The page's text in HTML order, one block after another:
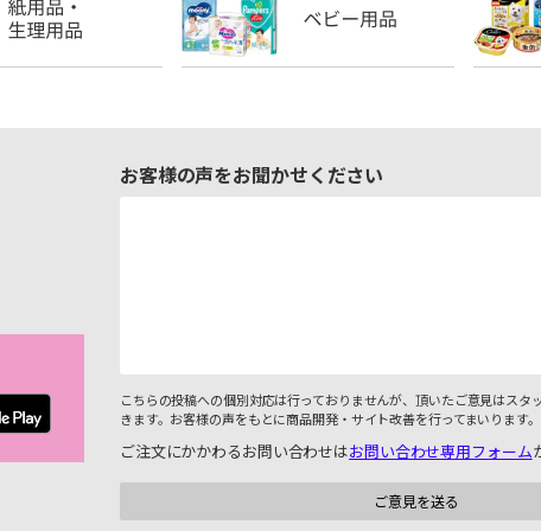
お客様の声をお聞かせください
こちらの投稿への個別対応は行っておりませんが、頂いたご意見はスタ
きます。お客様の声をもとに商品開発・サイト改善を行ってまいります。
ご注文にかかわるお問い合わせはお問い合わせ専用フォーム